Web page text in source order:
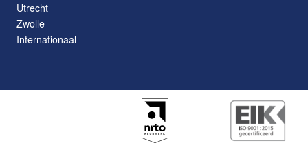
Utrecht
Zwolle
Internationaal